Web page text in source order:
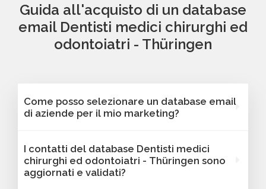
Guida all'acquisto di un database
email Dentisti medici chirurghi ed
odontoiatri - Thüringen
Come posso selezionare un database email
di aziende per il mio marketing?
nostra piattaforma Bancomail. Troverai
contatti B2B verificati di aziende attive
Dentisti medici chirurghi ed odontoiatri -
I contatti del database Dentisti medici
chirurghi ed odontoiatri - Thüringen sono
aggiornati e validati?